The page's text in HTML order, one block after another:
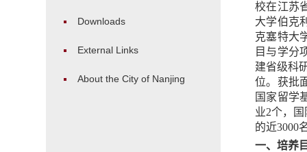
Downloads
External Links
About the City of Nanjing
校在江苏
大学伯克
克塞特大
目与学分
建省级科
位。获批
国家留学
业2个，国
的近3000
一、培养